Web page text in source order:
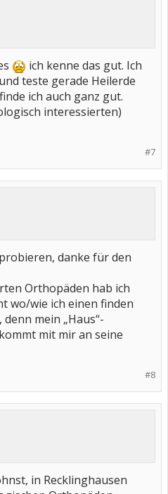
ich kenne das gut. Ich
teste gerade Heilerde
ich auch ganz gut.
interessierten)
#7
danke für den
Orthopäden hab ich
wo/wie ich einen finden
mein „Haus“-
mit mir an seine
#8
in Recklinghausen